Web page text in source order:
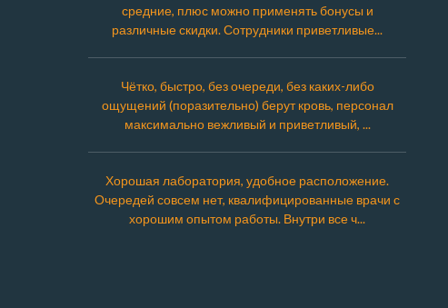
средние, плюс можно применять бонусы и
различные скидки. Сотрудники приветливые...
Чётко, быстро, без очереди, без каких-либо
ощущений (поразительно) берут кровь, персонал
максимально вежливый и приветливый, ...
Хорошая лаборатория, удобное расположение.
Очередей совсем нет, квалифицированные врачи с
хорошим опытом работы. Внутри все ч...